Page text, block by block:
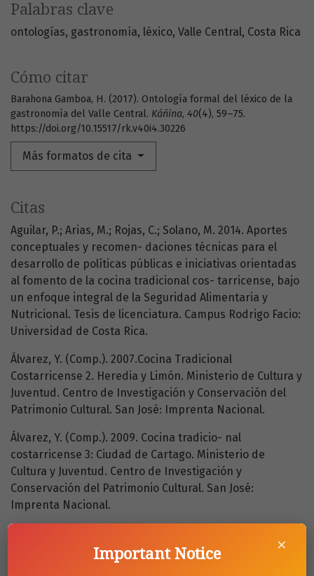
Palabras clave
ontologías gastronomía léxico Valle Central Costa Rica
Cómo citar
Barahona Gamboa, H. (2017). Ontología formal del léxico de la
gastronomía del Valle Central. Káñina, 40(4), 59–75.
https://doi.org/10.15517/rk.v40i4.30226
Más formatos de cita
Citas
Aguilar, P.; Arias, M.; Rojas, C.; Solano, M. 2014. Aportes
conceptuales y recomen- daciones técnicas para el
desarrollo de políticas públicas e iniciativas orientadas
al fomento de la cocina tradicional cos- tarricense, bajo
un enfoque integral de la Seguridad Alimentaria y
Nutricional. Tesis de licenciatura. Campus Rodrigo Facio:
Universidad de Costa Rica.
Álvarez, Y. (Comp.). 2007.Cocina Tradicional
Costarricense 2. Heredia y Limón. Ministerio de Cultura y
Juventud. Centro de Investigación y Conservación del
Patrimonio Cultural. San José: Imprenta Nacional.
Álvarez, Y. (Comp.). 2009. Cocina tradicio- nal
costarricense 3: Ciudad de Cartago. Ministerio de
Cultura y Juventud. Centro de Investigación y
Conservación del Patrimonio Cultural. San José:
Imprenta Nacional.
costarricense 4: Alajuela y Heredia. Ministerio de Cultura
y Juventud. Centro de Investigación y Conservación del
×
Important Notice